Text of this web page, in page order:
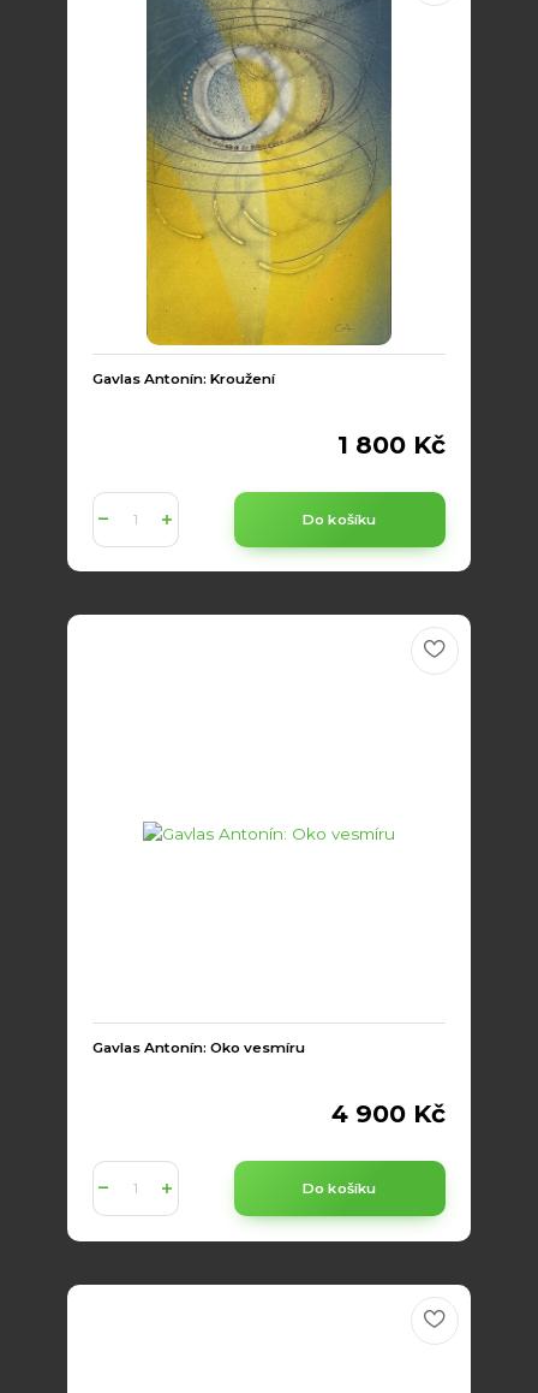
Gavlas Antonín: Kroužení
1 800 Kč
Do košíku
Gavlas Antonín: Oko vesmíru
4 900 Kč
Do košíku